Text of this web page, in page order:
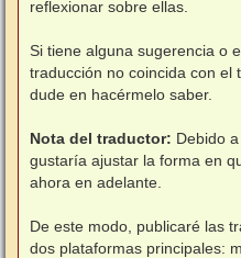
reflexionar sobre ellas.
Si tiene alguna sugerencia o
traducción no coincida con el
dude en hacérmelo saber.
Nota del traductor: Debido
gustaría ajustar la forma en
ahora en adelante.
De este modo, publicaré las
dos plataformas principales: